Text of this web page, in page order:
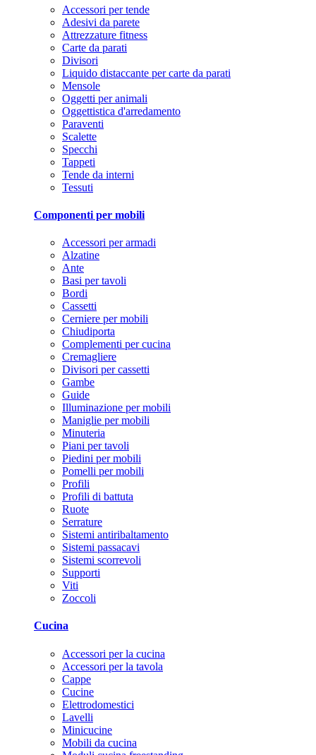
Accessori per tende
Adesivi da parete
Attrezzature fitness
Carte da parati
Divisori
Liquido distaccante per carte da parati
Mensole
Oggetti per animali
Oggettistica d'arredamento
Paraventi
Scalette
Specchi
Tappeti
Tende da interni
Tessuti
Componenti per mobili
Accessori per armadi
Alzatine
Ante
Basi per tavoli
Bordi
Cassetti
Cerniere per mobili
Chiudiporta
Complementi per cucina
Cremagliere
Divisori per cassetti
Gambe
Guide
Illuminazione per mobili
Maniglie per mobili
Minuteria
Piani per tavoli
Piedini per mobili
Pomelli per mobili
Profili
Profili di battuta
Ruote
Serrature
Sistemi antiribaltamento
Sistemi passacavi
Sistemi scorrevoli
Supporti
Viti
Zoccoli
Cucina
Accessori per la cucina
Accessori per la tavola
Cappe
Cucine
Elettrodomestici
Lavelli
Minicucine
Mobili da cucina